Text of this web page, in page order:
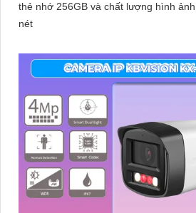
thẻ nhớ 256GB và chất lượng hình
nét